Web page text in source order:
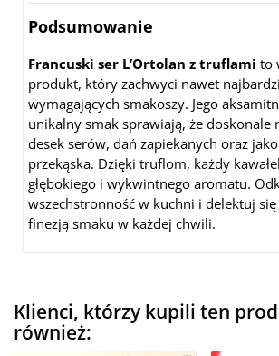
Podsumowanie
Francuski ser L’Ortolan z truflami to
produkt, który zachwyci nawet
wymagających smakoszy. Jego
unikalny smak sprawiają, że doskonale
desek serów, dań zapiekanych oraz
przekąska. Dzięki truflom, każdy
głębokiego i wykwintnego aromatu.
wszechstronność w kuchni i delektuj
finezją smaku w każdej chwili.
Klienci, którzy kupili ten
również: